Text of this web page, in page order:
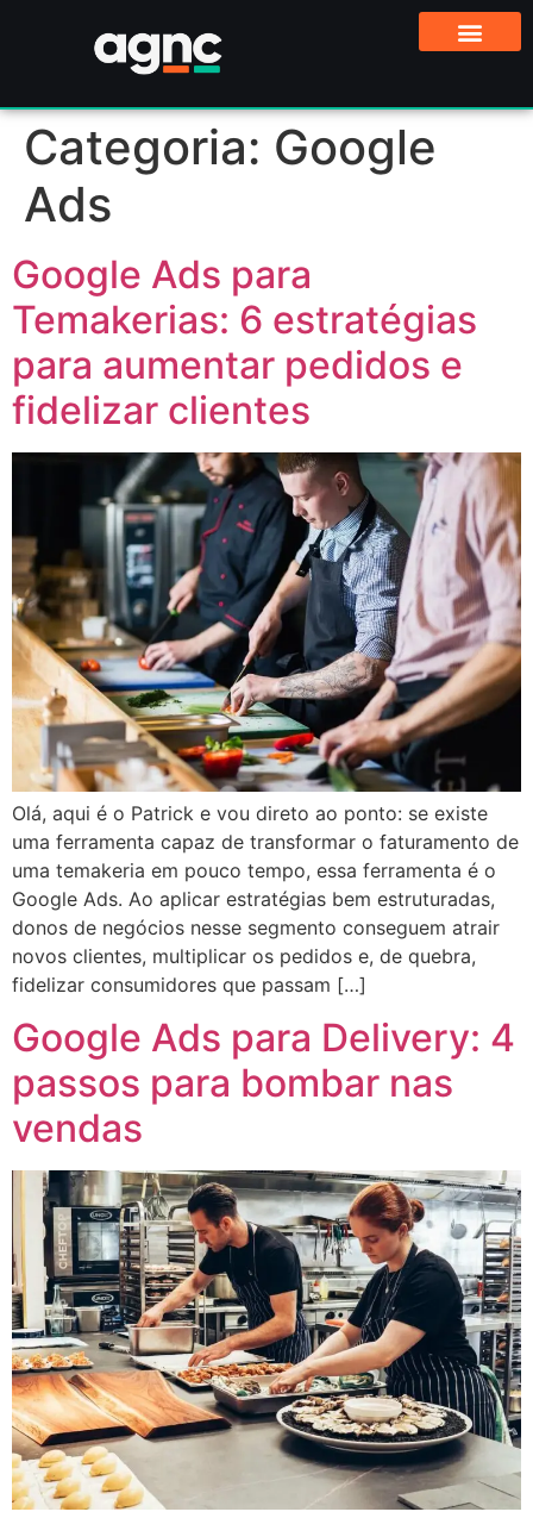
Categoria: Google
Ads
Google Ads para
Temakerias: 6 estratégias
para aumentar pedidos e
fidelizar clientes
Olá, aqui é o Patrick e vou direto ao ponto: se existe
uma ferramenta capaz de transformar o faturamento de
uma temakeria em pouco tempo, essa ferramenta é o
Google Ads. Ao aplicar estratégias bem estruturadas,
donos de negócios nesse segmento conseguem atrair
novos clientes, multiplicar os pedidos e, de quebra,
fidelizar consumidores que passam […]
Google Ads para Delivery: 4
passos para bombar nas
vendas